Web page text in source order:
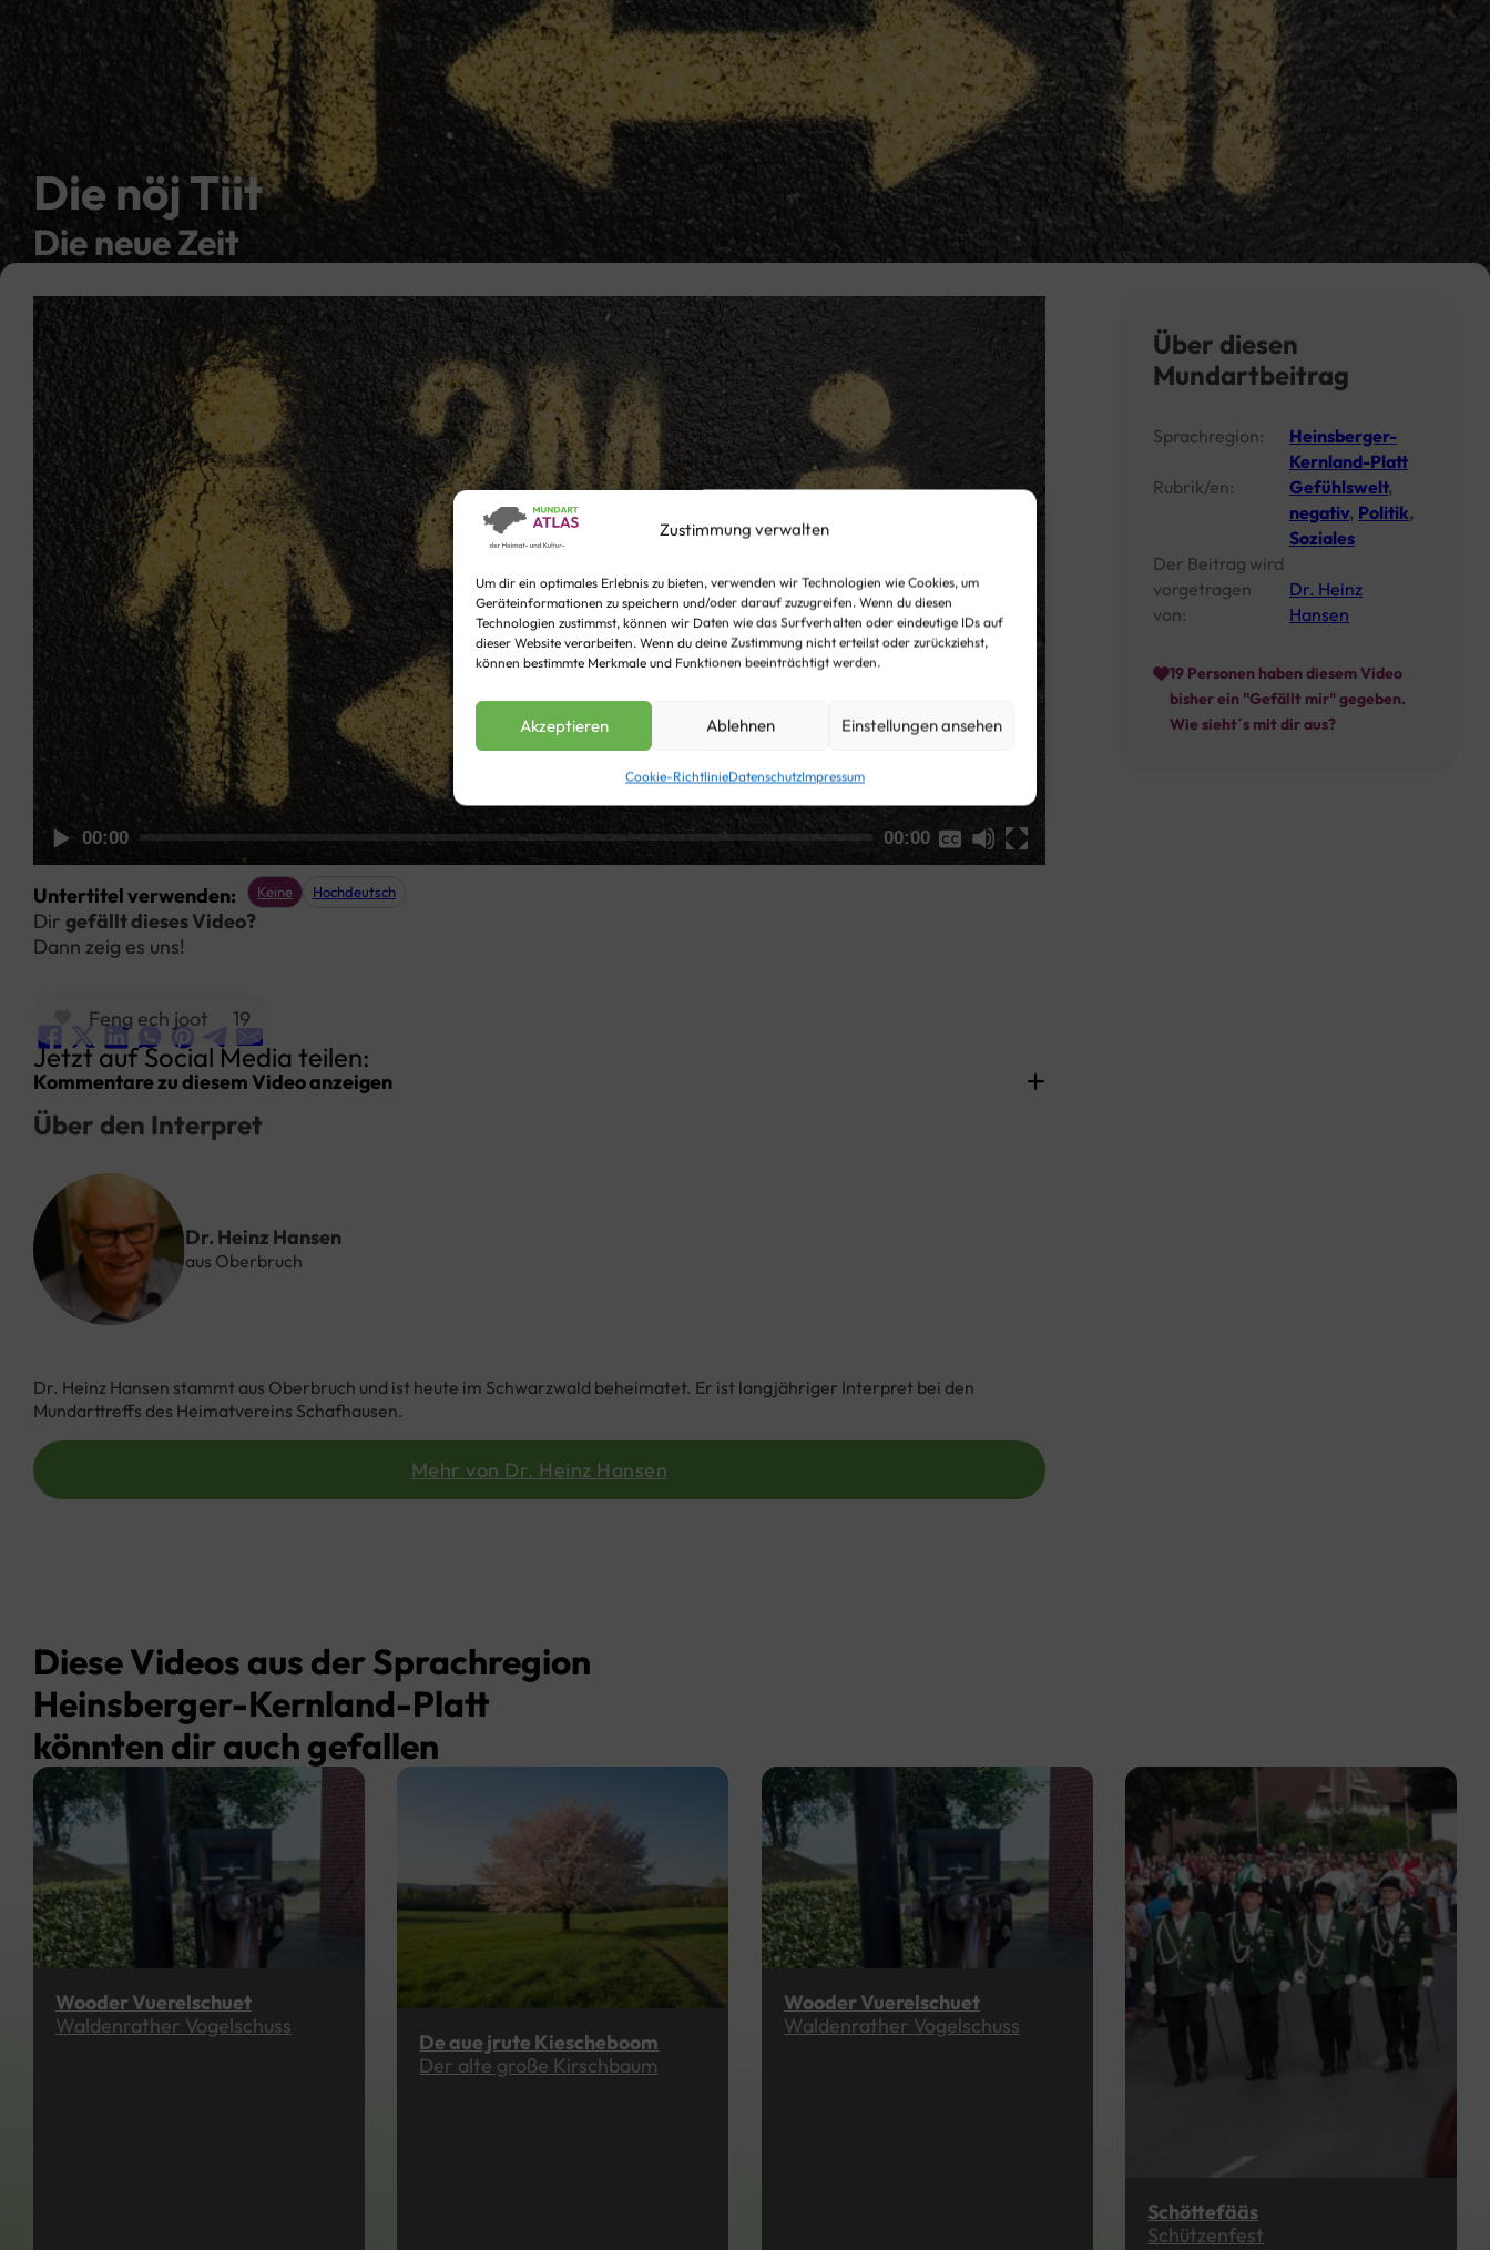
Zustimmung verwalten
Um dir ein optimales Erlebnis zu bieten, verwenden wir Technologien wie Cookies, um
Geräteinformationen zu speichern und/oder darauf zuzugreifen. Wenn du diesen
Technologien zustimmst, können wir Daten wie das Surfverhalten oder eindeutige IDs auf
dieser Website verarbeiten. Wenn du deine Zustimmung nicht erteilst oder zurückziehst,
können bestimmte Merkmale und Funktionen beeinträchtigt werden.
Akzeptieren Ablehnen Einstellungen ansehen
Cookie-RichtlinieDatenschutzImpressum
Die nöj Tiit
Die neue Zeit
Video
Player
00:00 00:00
None
Hochdeutsch
Untertitel verwenden: Keine Hochdeutsch
Dir gefällt dieses Video?
Dann zeig es uns!
Feng ech joot 19
Jetzt auf Social Media teilen:
Kommentare zu diesem Video anzeigen
Über den Interpret
Dr. Heinz Hansen
aus Oberbruch
Dr. Heinz Hansen stammt aus Oberbruch und ist heute im Schwarzwald beheimatet. Er ist langjähriger Interpret bei den
Mundarttreffs des Heimatvereins Schafhausen.
Mehr von Dr. Heinz Hansen
Über diesen
Mundartbeitrag
Sprachregion:
Heinsberger-
Kernland-Platt
Rubrik/en:
Gefühlswelt,
negativ, Politik,
Soziales
Der Beitrag wird
vorgetragen
von:
Dr. Heinz
Hansen
19Personen haben diesem Video
bisher ein "Gefällt mir" gegeben.
Wie sieht´s mit dir aus?
Diese Videos aus der Sprachregion
Heinsberger-Kernland-Platt
könnten dir auch gefallen
Wooder Vuerelschuet
Waldenrather Vogelschuss
De aue jrute Kiescheboom
Der alte große Kirschbaum
Wooder Vuerelschuet
Waldenrather Vogelschuss
Schöttefääs
Schützenfest